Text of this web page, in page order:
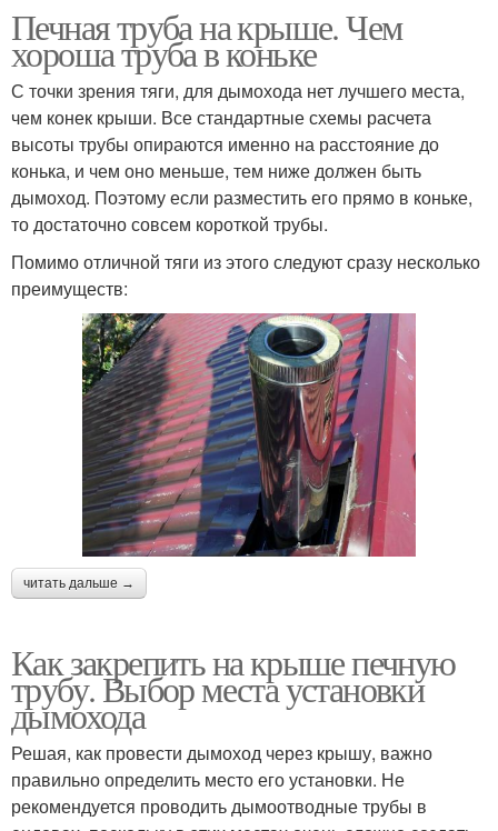
Печная труба на крыше. Чем
хороша труба в коньке
С точки зрения тяги, для дымохода нет лучшего места,
чем конек крыши. Все стандартные схемы расчета
высоты трубы опираются именно на расстояние до
конька, и чем оно меньше, тем ниже должен быть
дымоход. Поэтому если разместить его прямо в коньке,
то достаточно совсем короткой трубы.
Помимо отличной тяги из этого следуют сразу несколько
преимуществ:
читать дальше →
Как закрепить на крыше печную
трубу. Выбор места установки
дымохода
Решая, как провести дымоход через крышу, важно
правильно определить место его установки. Не
рекомендуется проводить дымоотводные трубы в